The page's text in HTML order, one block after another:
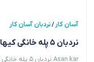
آسان کار /نردبان آسان کار
‏نردبان 5 پله خانگی کیهان 1322 (آسان کار)
Asan kar ‏نردبان 5 پله خانگی کیهان 1322 (آسان کار)